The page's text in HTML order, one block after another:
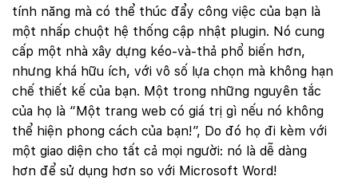
tính năng mà có thể thúc đẩy công việc của bạn là
một nhấp chuột hệ thống cập nhật plugin. Nó cung
cấp một nhà xây dựng kéo-và-thả phổ biến hơn,
nhưng khá hữu ích, với vô số lựa chọn mà không hạn
chế thiết kế của bạn. Một trong những nguyên tắc
của họ là “Một trang web có giá trị gì nếu nó không
thể hiện phong cách của bạn!”, Do đó họ đi kèm với
một giao diện cho tất cả mọi người: nó là dễ dàng
hơn để sử dụng hơn so với Microsoft Word!